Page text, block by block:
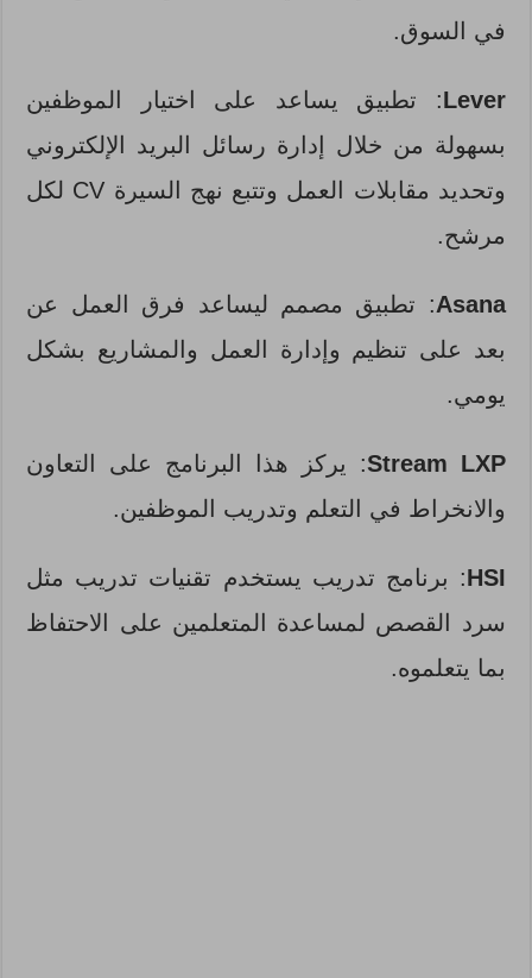
في السوق.
Lever: تطبيق يساعد على اختيار الموظفين
بسهولة من خلال إدارة رسائل البريد الإلكتروني
وتحديد مقابلات العمل وتتبع نهج السيرة CV لكل
مرشح.
Asana: تطبيق مصمم ليساعد فرق العمل عن
بعد على تنظيم وإدارة العمل والمشاريع بشكل
يومي.
Stream LXP: يركز هذا البرنامج على التعاون
والانخراط في التعلم وتدريب الموظفين.
HSI: برنامج تدريب يستخدم تقنيات تدريب مثل
سرد القصص لمساعدة المتعلمين على الاحتفاظ
بما يتعلموه.